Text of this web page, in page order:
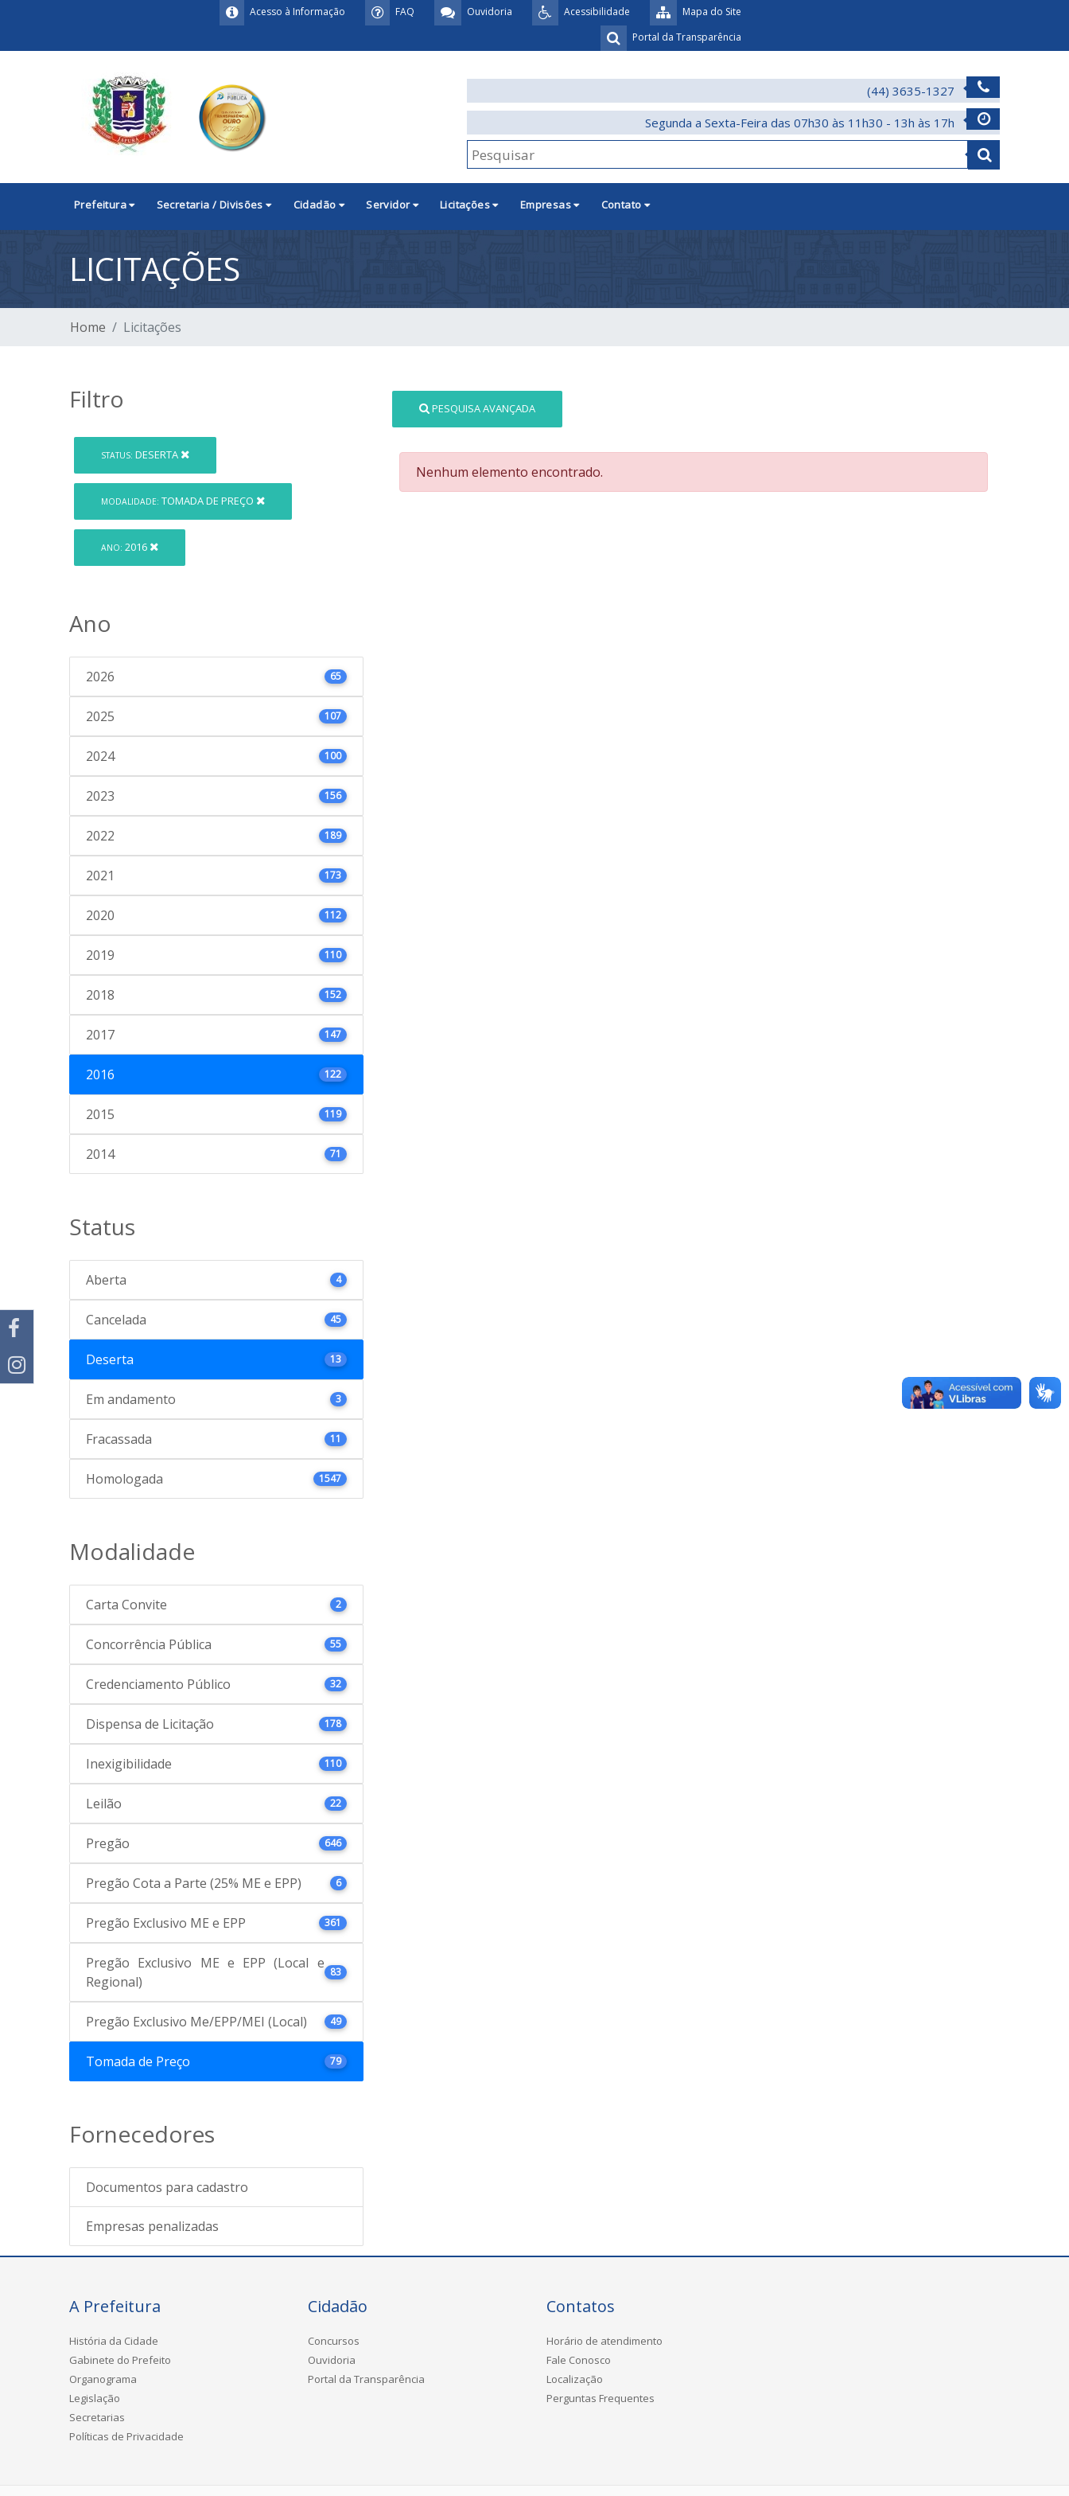
Mapa do Site
Acessibilidade
Ouvidoria
FAQ
Acesso à Informação
Portal da Transparência
(44) 3635-1327
Segunda a Sexta-Feira das 07h30 às 11h30 - 13h às 17h
Prefeitura Secretaria / Divisões Cidadão Servidor Licitações Empresas Contato
LICITAÇÕES
Home Licitações
Filtro
STATUS: DESERTA
MODALIDADE: TOMADA DE PREÇO
ANO: 2016
Ano
2026 65
2025 107
2024 100
2023 156
2022 189
2021 173
2020 112
2019 110
2018 152
2017 147
2016 122
2015 119
2014 71
Status
Aberta 4
Cancelada 45
Deserta 13
Em andamento 3
Fracassada 11
Homologada 1547
Modalidade
Carta Convite 2
Concorrência Pública 55
Credenciamento Público 32
Dispensa de Licitação 178
Inexigibilidade 110
Leilão 22
Pregão 646
Pregão Cota a Parte (25% ME e EPP) 6
Pregão Exclusivo ME e EPP 361
Pregão Exclusivo ME e EPP (Local e
Regional)
83
Pregão Exclusivo Me/EPP/MEI (Local) 49
Tomada de Preço 79
Fornecedores
Documentos para cadastro
Empresas penalizadas
PESQUISA AVANÇADA
Nenhum elemento encontrado.
A Prefeitura
História da Cidade
Gabinete do Prefeito
Organograma
Legislação
Secretarias
Políticas de Privacidade
Cidadão
Concursos
Ouvidoria
Portal da Transparência
Contatos
Horário de atendimento
Fale Conosco
Localização
Perguntas Frequentes